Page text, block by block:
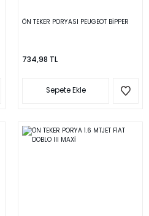
ÖN TEKER PORYASI PEUGEOT BİPPER
734,98 TL
Sepete Ekle